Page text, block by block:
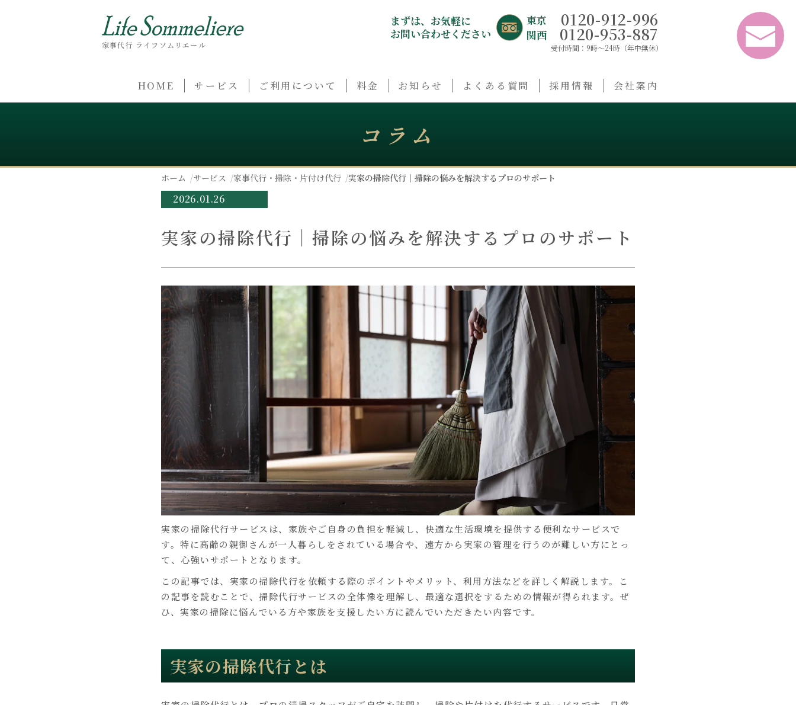
家事代行 ライフソムリエール
まずは、お気軽に
お問い合わせください
東京 0120-912-996
関西 0120-953-887
受付時間：9時〜24時（年中無休）
HOME サービス ご利用について 料金 お知らせ よくある質問 採用情報 会社案内
コラム
ホーム サービス 家事代行・掃除・片付け代行 実家の掃除代行｜掃除の悩みを解決するプロのサポート
2026.01.26
実家の掃除代行｜掃除の悩みを解決するプロのサポート
実家の掃除代行サービスは、家族やご自身の負担を軽減し、快適な生活環境を提供する便利なサービスで
す。特に高齢の親御さんが一人暮らしをされている場合や、遠方から実家の管理を行うのが難しい方にとっ
て、心強いサポートとなります。
この記事では、実家の掃除代行を依頼する際のポイントやメリット、利用方法などを詳しく解説します。こ
の記事を読むことで、掃除代行サービスの全体像を理解し、最適な選択をするための情報が得られます。ぜ
ひ、実家の掃除に悩んでいる方や家族を支援したい方に読んでいただきたい内容です。
実家の掃除代行とは